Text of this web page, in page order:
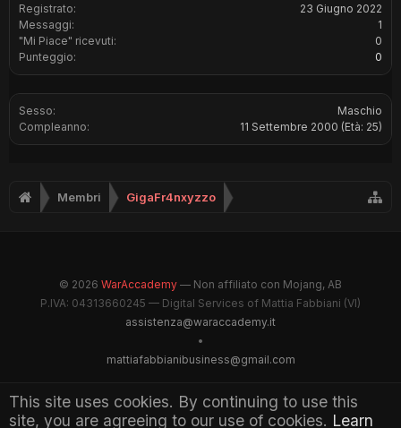
This site uses cookies. By continuing to use this
site, you are agreeing to our use of cookies. Learn
Registrato:
23 Giugno 2022
Messaggi:
1
"Mi Piace" ricevuti:
0
Punteggio:
0
Sesso:
Maschio
Compleanno:
11 Settembre 2000 (Età: 25)
Membri GigaFr4nxyzzo
© 2026 WarAccademy — Non affiliato con Mojang, AB
P.IVA: 04313660245 — Digital Services of Mattia Fabbiani (VI)
assistenza@waraccademy.it
•
mattiafabbianibusiness@gmail.com
@GhostFabbyz
Maintained by WarAccademy Administrators